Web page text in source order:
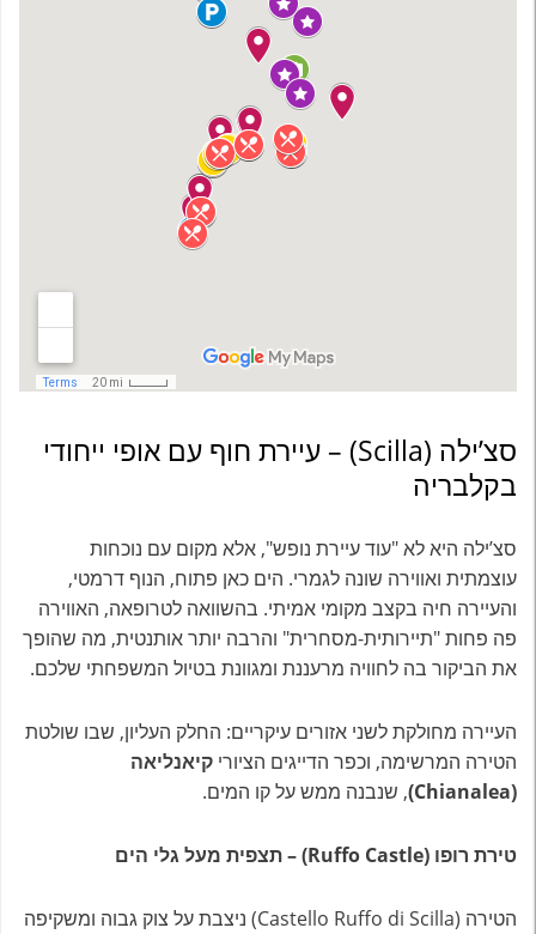
סצ’ילה (Scilla) – עיירת חוף עם אופי ייחודי
בקלבריה
סצ’ילה היא לא "עוד עיירת נופש", אלא מקום עם נוכחות
עוצמתית ואווירה שונה לגמרי. הים כאן פתוח, הנוף דרמטי,
והעיירה חיה בקצב מקומי אמיתי. בהשוואה לטרופאה, האווירה
פה פחות "תיירותית-מסחרית" והרבה יותר אותנטית, מה שהופך
את הביקור בה לחוויה מרעננת ומגוונת בטיול המשפחתי שלכם.
העיירה מחולקת לשני אזורים עיקריים: החלק העליון, שבו שולטת
הטירה המרשימה, וכפר הדייגים הציורי קיאנליאה
(Chianalea)
, שנבנה ממש על קו המים.
טירת רופו (Ruffo Castle) – תצפית מעל גלי הים
הטירה (Castello Ruffo di Scilla) ניצבת על צוק גבוה ומשקיפה